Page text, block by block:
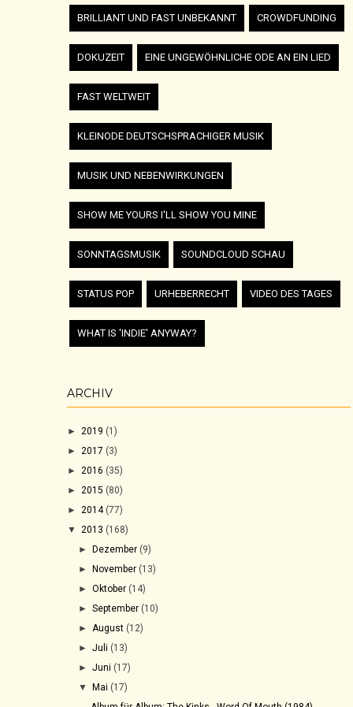
BRILLIANT UND FAST UNBEKANNT CROWDFUNDING
DOKUZEIT EINE UNGEWÖHNLICHE ODE AN EIN LIED
FAST WELTWEIT
KLEINODE DEUTSCHSPRACHIGER MUSIK
MUSIK UND NEBENWIRKUNGEN
SHOW ME YOURS I'LL SHOW YOU MINE
SONNTAGSMUSIK SOUNDCLOUD SCHAU
STATUS POP URHEBERRECHT VIDEO DES TAGES
WHAT IS 'INDIE' ANYWAY?
ARCHIV
► 2019 (1)
► 2017 (3)
► 2016 (35)
► 2015 (80)
► 2014 (77)
▼ 2013 (168)
►Dezember (9)
►November (13)
►Oktober (14)
►September (10)
► August (12)
►Juli (13)
►Juni (17)
▼Mai (17)